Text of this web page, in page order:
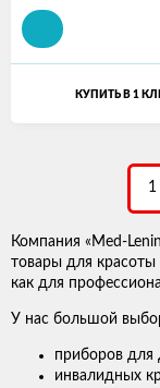
КУПИТЬ В 1
1
Компания «Med-
товары для красоты
как для
У нас большой
приборов для
инвалидных